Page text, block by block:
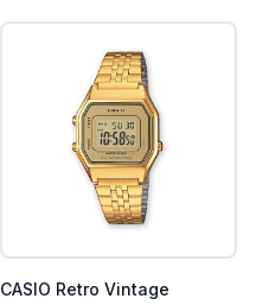
CASIO Retro Vintage